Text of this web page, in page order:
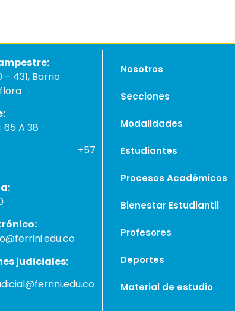
431, Barrio
A 38
+57
fija:
judiciales:
Nosotros
Secciones
Modalidades
Estudiantes
Procesos Académicos
Bienestar Estudiantil
Profesores
Deportes
Material de estudio